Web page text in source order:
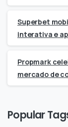
Superbet
interativa e
Propmark
mercado de
Popular